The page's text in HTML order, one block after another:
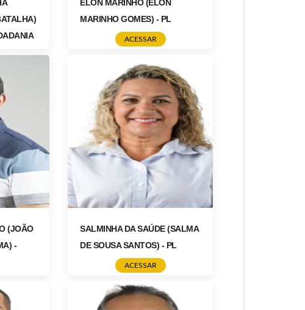
ELON MARINHO (ELON
MARINHO GOMES) - PL
ACESSAR
(JOÃO
-
SALMINHA DA SAÚDE (SALMA
DE SOUSA SANTOS) - PL
ACESSAR